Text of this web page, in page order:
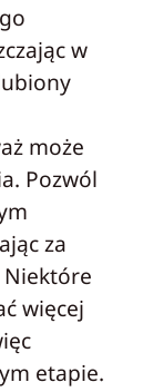
w
może
Pozwól
za
więcej
etapie.